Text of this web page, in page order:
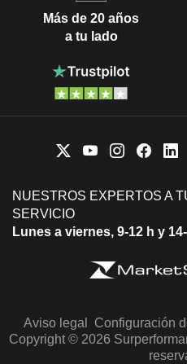
Más de 20 años
a tu lado
NUESTROS EXPERTOS A
SERVICIO
Lunes a viernes, 9-12 h y
Aviso legal Configuración
Copyright © 2026